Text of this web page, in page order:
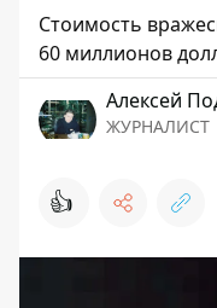
Стоимость
60 миллионов
Алексей
ЖУРНАЛИСТ
👍